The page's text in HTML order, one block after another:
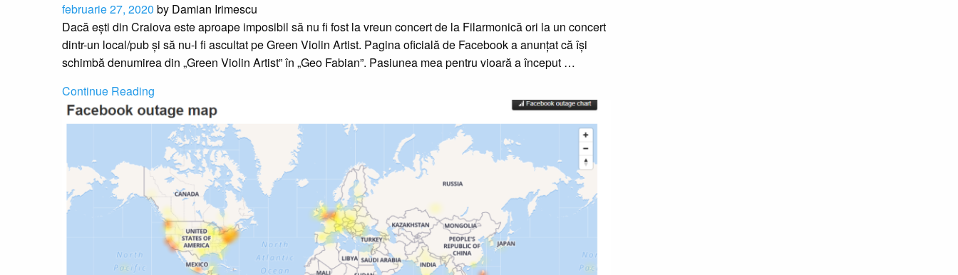
februarie 27, 2020 by Damian Irimescu
Dacă ești din Craiova este aproape imposibil să nu fi fost la vreun concert de la Filarmonică ori la un concert
dintr-un local/pub și să nu-l fi ascultat pe Green Violin Artist. Pagina oficială de Facebook a anunțat că își
schimbă denumirea din „Green Violin Artist” în „Geo Fabian”. Pasiunea mea pentru vioară a început …
Continue Reading